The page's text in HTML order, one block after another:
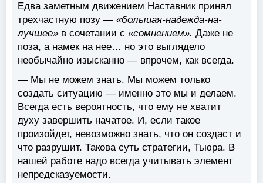
Едва заметным движением Наставник принял
трехчастную позу — «болыиая-надежда-на-
лучшее» в сочетании с «сомнением». Даже не
поза, а намек на нее… но это выглядело
необычайно изысканно — впрочем, как всегда.
— Мы не можем знать. Мы можем только
создать ситуацию — именно это мы и делаем.
Всегда есть вероятность, что ему не хватит
духу завершить начатое. И, если такое
произойдет, невозможно знать, что он создаст и
что разрушит. Такова суть стратегии, Тьюра. В
нашей работе надо всегда учитывать элемент
непредсказуемости.